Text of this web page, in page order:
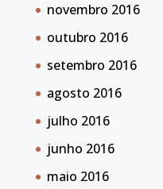
novembro 2016
outubro 2016
setembro 2016
agosto 2016
julho 2016
junho 2016
maio 2016